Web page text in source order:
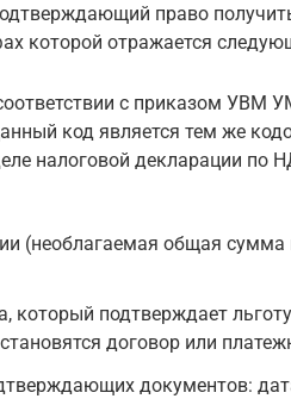
право
которой отражается
с приказом
код является тем же
налоговой декларации по
(необлагаемая общая
который подтверждает
договор или
документов: